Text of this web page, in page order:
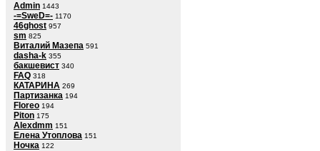
Admin 1443
-=SweD=- 1170
46ghost 957
sm 825
Виталий Мазепа 591
dasha-k 355
бакшевист 340
FAQ 318
КАТАРИНА 269
Партизанка 194
Floreo 194
Piton 175
Alexdmm 151
Елена Утоплова 151
Ночка 122